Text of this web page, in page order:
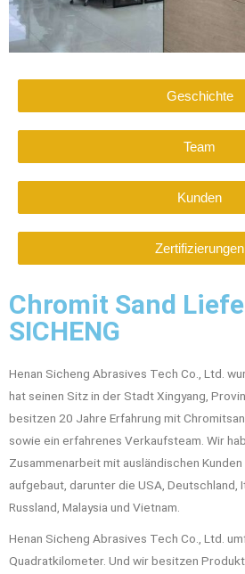
Geschichte
Team
Kunden
Zertifizierungen
Chromit Sand
SICHENG
Henan Sicheng Abrasives Tech Co., Ltd.
hat seinen Sitz in der Stadt Xingyang,
besitzen 20 Jahre Erfahrung mit
sowie ein erfahrenes Verkaufsteam. Wir
Zusammenarbeit mit ausländischen
aufgebaut, darunter die USA, Deutschland,
Russland, Malaysia und Vietnam.
Henan Sicheng Abrasives Tech Co., Ltd.
Quadratkilometer. Und wir besitzen